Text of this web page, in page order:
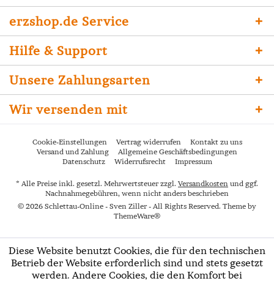
erzshop.de Service
Hilfe & Support
Unsere Zahlungsarten
Wir versenden mit
Cookie-Einstellungen Vertrag widerrufen
Kontakt zu uns
Versand und Zahlung
Allgemeine Geschäftsbedingungen
Datenschutz
Widerrufsrecht Impressum
* Alle Preise inkl. gesetzl. Mehrwertsteuer zzgl. Versandkosten und ggf.
Nachnahmegebühren, wenn nicht anders beschrieben
© 2026 Schlettau-Online - Sven Ziller - All Rights Reserved. Theme by
ThemeWare®
Diese Website benutzt Cookies, die für den technischen
Betrieb der Website erforderlich sind und stets gesetzt
werden. Andere Cookies, die den Komfort bei